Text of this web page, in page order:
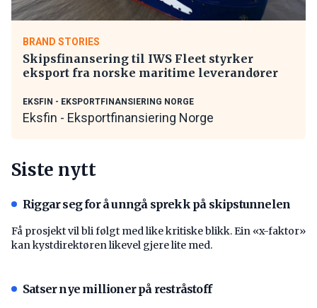
BRAND STORIES
Skipsfinansering til IWS Fleet styrker
eksport fra norske maritime leverandører
EKSFIN - EKSPORTFINANSIERING NORGE
Eksfin - Eksportfinansiering Norge
Siste nytt
Riggar seg for å unngå sprekk på skipstunnelen
Få prosjekt vil bli følgt med like kritiske blikk. Ein «x-faktor»
kan kystdirektøren likevel gjere lite med.
Satser nye millioner på restråstoff